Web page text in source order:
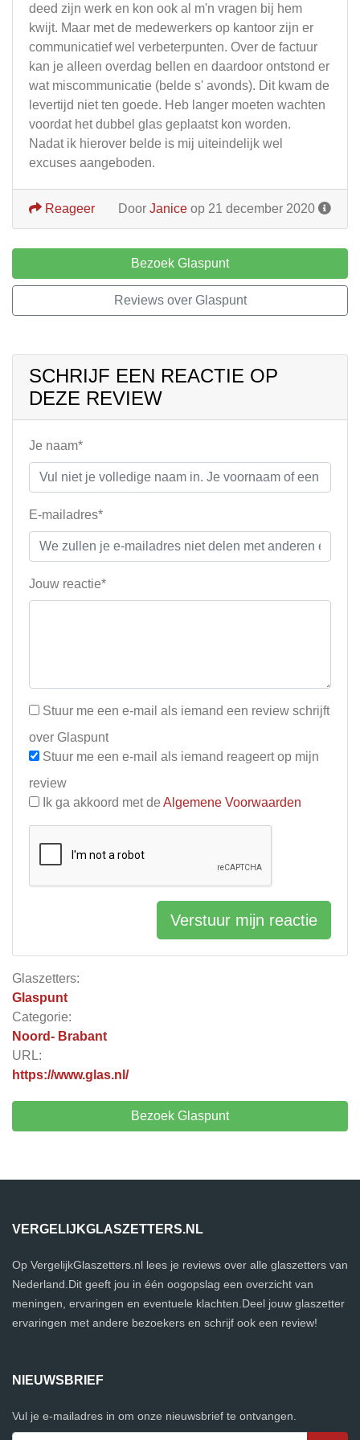
Glaszetters:
Glaspunt
Categorie:
Noord- Brabant
URL:
https://www.glas.nl/
Bezoek Glaspunt
deed zijn werk en kon ook al m'n vragen bij hem
kwijt. Maar met de medewerkers op kantoor zijn er
communicatief wel verbeterpunten. Over de factuur
kan je alleen overdag bellen en daardoor ontstond er
wat miscommunicatie (belde s' avonds). Dit kwam de
levertijd niet ten goede. Heb langer moeten wachten
voordat het dubbel glas geplaatst kon worden.
Nadat ik hierover belde is mij uiteindelijk wel
excuses aangeboden.
Door Janice op 21 december 2020
Reageer
Bezoek Glaspunt
Reviews over Glaspunt
SCHRIJF EEN REACTIE OP
DEZE REVIEW
Je naam*
E-mailadres*
Jouw reactie*
Stuur me een e-mail als iemand een review schrijft
over Glaspunt
Stuur me een e-mail als iemand reageert op mijn
review
Ik ga akkoord met de Algemene Voorwaarden
Verstuur mijn reactie
VERGELIJKGLASZETTERS.NL
Op VergelijkGlaszetters.nl lees je reviews over alle glaszetters van
Nederland.Dit geeft jou in één oogopslag een overzicht van
meningen, ervaringen en eventuele klachten.Deel jouw glaszetter
ervaringen met andere bezoekers en schrijf ook een review!
NIEUWSBRIEF
Vul je e-mailadres in om onze nieuwsbrief te ontvangen.